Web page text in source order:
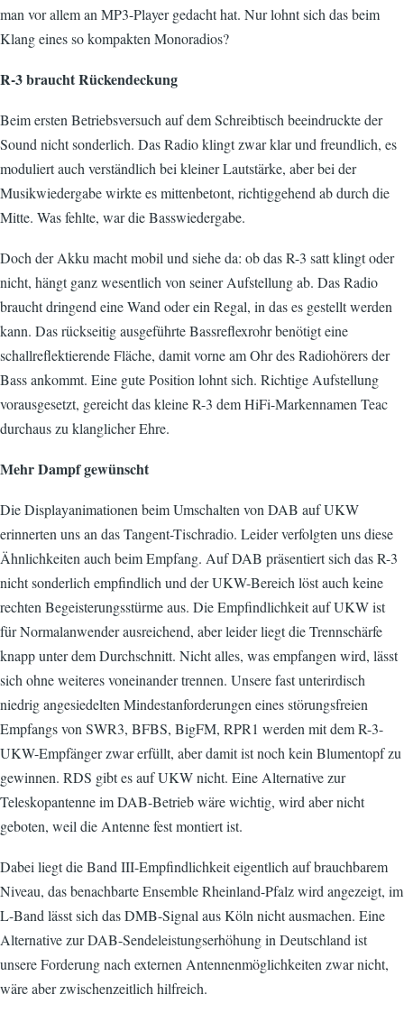
man vor allem an MP3-Player gedacht hat. Nur lohnt sich das beim
Klang eines so kompakten Monoradios?
R-3 braucht Rückendeckung
Beim ersten Betriebsversuch auf dem Schreibtisch beeindruckte der
Sound nicht sonderlich. Das Radio klingt zwar klar und freundlich, es
moduliert auch verständlich bei kleiner Lautstärke, aber bei der
Musikwiedergabe wirkte es mittenbetont, richtiggehend ab durch die
Mitte. Was fehlte, war die Basswiedergabe.
Doch der Akku macht mobil und siehe da: ob das R-3 satt klingt oder
nicht, hängt ganz wesentlich von seiner Aufstellung ab. Das Radio
braucht dringend eine Wand oder ein Regal, in das es gestellt werden
kann. Das rückseitig ausgeführte Bassreflexrohr benötigt eine
schallreflektierende Fläche, damit vorne am Ohr des Radiohörers der
Bass ankommt. Eine gute Position lohnt sich. Richtige Aufstellung
vorausgesetzt, gereicht das kleine R-3 dem HiFi-Markennamen Teac
durchaus zu klanglicher Ehre.
Mehr Dampf gewünscht
Die Displayanimationen beim Umschalten von DAB auf UKW
erinnerten uns an das Tangent-Tischradio. Leider verfolgten uns diese
Ähnlichkeiten auch beim Empfang. Auf DAB präsentiert sich das R-3
nicht sonderlich empfindlich und der UKW-Bereich löst auch keine
rechten Begeisterungsstürme aus. Die Empfindlichkeit auf UKW ist
für Normalanwender ausreichend, aber leider liegt die Trennschärfe
knapp unter dem Durchschnitt. Nicht alles, was empfangen wird, lässt
sich ohne weiteres voneinander trennen. Unsere fast unterirdisch
niedrig angesiedelten Mindestanforderungen eines störungsfreien
Empfangs von SWR3, BFBS, BigFM, RPR1 werden mit dem R-3-
UKW-Empfänger zwar erfüllt, aber damit ist noch kein Blumentopf zu
gewinnen. RDS gibt es auf UKW nicht. Eine Alternative zur
Teleskopantenne im DAB-Betrieb wäre wichtig, wird aber nicht
geboten, weil die Antenne fest montiert ist.
Dabei liegt die Band III-Empfindlichkeit eigentlich auf brauchbarem
Niveau, das benachbarte Ensemble Rheinland-Pfalz wird angezeigt, im
L-Band lässt sich das DMB-Signal aus Köln nicht ausmachen. Eine
Alternative zur DAB-Sendeleistungserhöhung in Deutschland ist
unsere Forderung nach externen Antennenmöglichkeiten zwar nicht,
wäre aber zwischenzeitlich hilfreich.